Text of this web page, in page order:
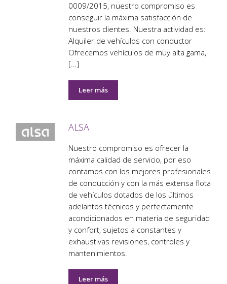
0009/2015, nuestro compromiso es
conseguir la máxima satisfacción de
nuestros clientes. Nuestra actividad es:
Alquiler de vehículos con conductor
Ofrecemos vehículos de muy alta gama,
[…]
Leer más
ALSA
Nuestro compromiso es ofrecer la
máxima calidad de servicio, por eso
contamos con los mejores profesionales
de conducción y con la más extensa flota
de vehículos dotados de los últimos
adelantos técnicos y perfectamente
acondicionados en materia de seguridad
y confort, sujetos a constantes y
exhaustivas revisiones, controles y
mantenimientos.
Leer más